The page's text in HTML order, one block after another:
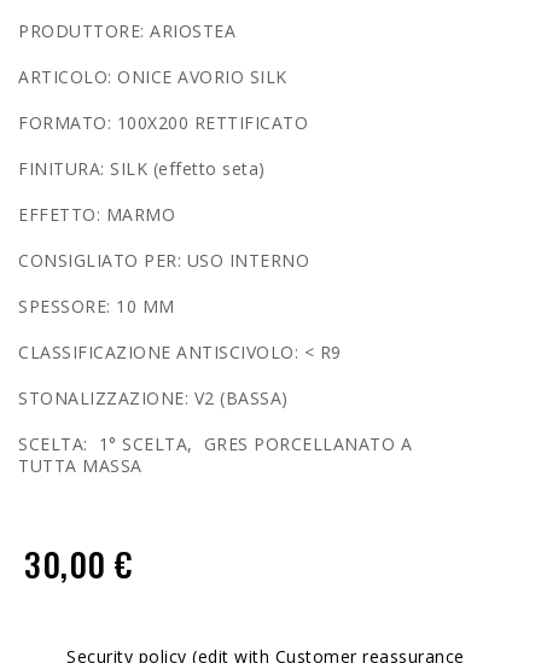
PRODUTTORE: ARIOSTEA
ARTICOLO: ONICE AVORIO SILK
FORMATO: 100X200 RETTIFICATO
FINITURA: SILK (effetto seta)
EFFETTO: MARMO
CONSIGLIATO PER: USO INTERNO
SPESSORE: 10 MM
CLASSIFICAZIONE ANTISCIVOLO: < R9
STONALIZZAZIONE: V2 (BASSA)
SCELTA: 1° SCELTA, GRES PORCELLANATO A
TUTTA MASSA
30,00 €
Security policy (edit with Customer reassurance